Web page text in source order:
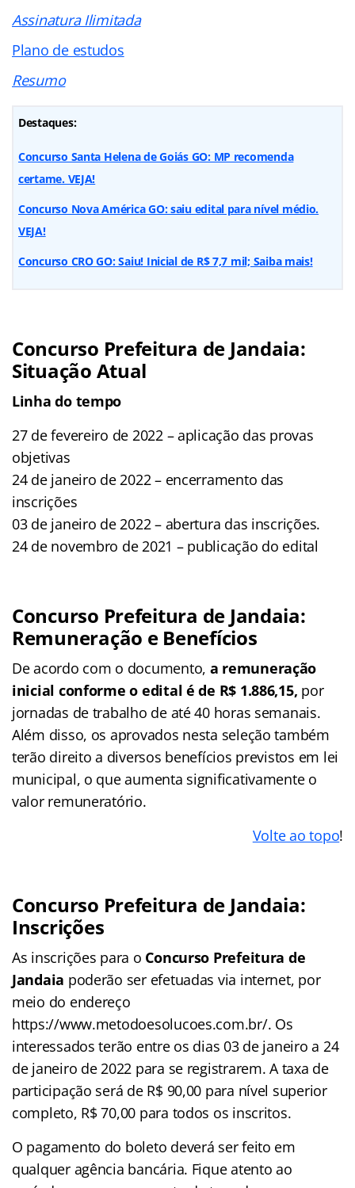
Assinatura Ilimitada
Plano de estudos
Resumo
Destaques:
Concurso Santa Helena de Goiás GO: MP recomenda
certame. VEJA!
Concurso Nova América GO: saiu edital para nível médio.
VEJA!
Concurso CRO GO: Saiu! Inicial de R$ 7,7 mil; Saiba mais!
Concurso Prefeitura de Jandaia:
Situação Atual
Linha do tempo
27 de fevereiro de 2022 – aplicação das provas
objetivas
24 de janeiro de 2022 – encerramento das
inscrições
03 de janeiro de 2022 – abertura das inscrições.
24 de novembro de 2021 – publicação do edital
Concurso Prefeitura de Jandaia:
Remuneração e Benefícios
De acordo com o documento, a remuneração
inicial conforme o edital é de R$ 1.886,15, por
jornadas de trabalho de até 40 horas semanais.
Além disso, os aprovados nesta seleção também
terão direito a diversos benefícios previstos em lei
municipal, o que aumenta significativamente o
valor remuneratório.
Volte ao topo!
Concurso Prefeitura de Jandaia:
Inscrições
As inscrições para o Concurso Prefeitura de
Jandaia poderão ser efetuadas via internet, por
meio do endereço
https://www.metodoesolucoes.com.br/. Os
interessados terão entre os dias 03 de janeiro a 24
de janeiro de 2022 para se registrarem. A taxa de
participação será de R$ 90,00 para nível superior
completo, R$ 70,00 para todos os inscritos.
O pagamento do boleto deverá ser feito em
qualquer agência bancária. Fique atento ao